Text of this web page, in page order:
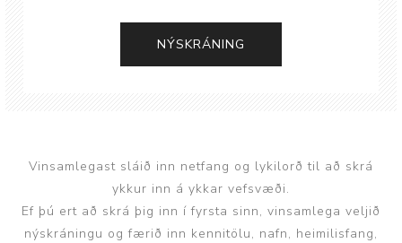
Vinsamlegast sláið inn netfang og lykilorð til að skrá
ykkur inn á ykkar vefsvæði.
Ef þú ert að skrá þig inn í fyrsta sinn, vinsamlega veljið
nýskráningu og færið inn kennitölu, nafn, heimilisfang,